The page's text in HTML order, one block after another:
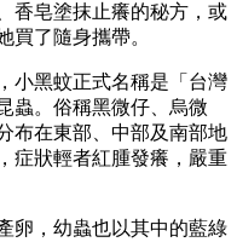
香皂塗抹止癢的秘方，或
買了隨身攜帶。
小黑蚊正式名稱是「台灣
蟲。俗稱黑微仔、烏微
布在東部、中部及南部地
症狀輕者紅腫發癢，嚴重
卵，幼蟲也以其中的藍綠